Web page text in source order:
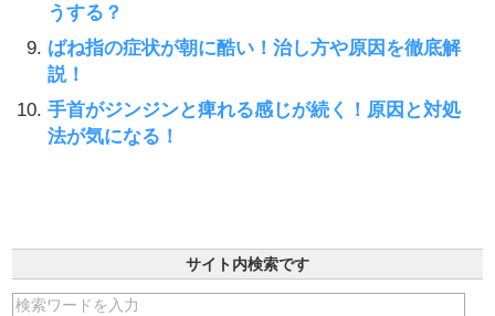
うする？
ばね指の症状が朝に酷い！治し方や原因を徹底解
説！
手首がジンジンと痺れる感じが続く！原因と対処
法が気になる！
サイト内検索です